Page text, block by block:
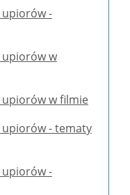
upiorów -
upiorów w
upiorów w filmie
upiorów - tematy
upiorów -